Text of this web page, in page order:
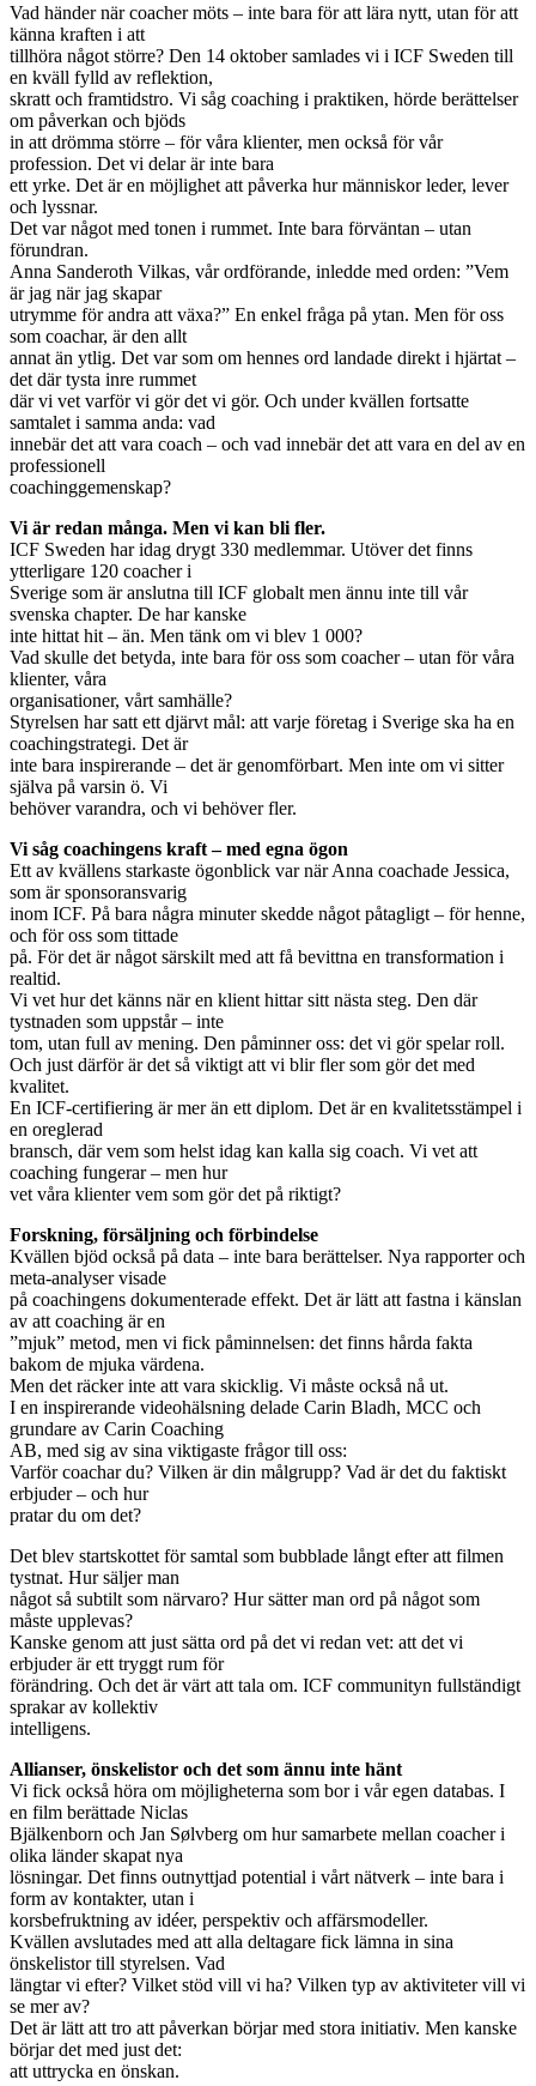
Vad händer när coacher möts – inte bara för att lära nytt, utan för att
känna kraften i att
tillhöra något större? Den 14 oktober samlades vi i ICF Sweden till
en kväll fylld av reflektion,
skratt och framtidstro. Vi såg coaching i praktiken, hörde berättelser
om påverkan och bjöds
in att drömma större – för våra klienter, men också för vår
profession. Det vi delar är inte bara
ett yrke. Det är en möjlighet att påverka hur människor leder, lever
och lyssnar.
Det var något med tonen i rummet. Inte bara förväntan – utan
förundran.
Anna Sanderoth Vilkas, vår ordförande, inledde med orden: ”Vem
är jag när jag skapar
utrymme för andra att växa?” En enkel fråga på ytan. Men för oss
som coachar, är den allt
annat än ytlig. Det var som om hennes ord landade direkt i hjärtat –
det där tysta inre rummet
där vi vet varför vi gör det vi gör. Och under kvällen fortsatte
samtalet i samma anda: vad
innebär det att vara coach – och vad innebär det att vara en del av en
professionell
coachinggemenskap?
Vi är redan många. Men vi kan bli fler.
ICF Sweden har idag drygt 330 medlemmar. Utöver det finns
ytterligare 120 coacher i
Sverige som är anslutna till ICF globalt men ännu inte till vår
svenska chapter. De har kanske
inte hittat hit – än. Men tänk om vi blev 1 000?
Vad skulle det betyda, inte bara för oss som coacher – utan för våra
klienter, våra
organisationer, vårt samhälle?
Styrelsen har satt ett djärvt mål: att varje företag i Sverige ska ha en
coachingstrategi. Det är
inte bara inspirerande – det är genomförbart. Men inte om vi sitter
själva på varsin ö. Vi
behöver varandra, och vi behöver fler.
Vi såg coachingens kraft – med egna ögon
Ett av kvällens starkaste ögonblick var när Anna coachade Jessica,
som är sponsoransvarig
inom ICF. På bara några minuter skedde något påtagligt – för henne,
och för oss som tittade
på. För det är något särskilt med att få bevittna en transformation i
realtid.
Vi vet hur det känns när en klient hittar sitt nästa steg. Den där
tystnaden som uppstår – inte
tom, utan full av mening. Den påminner oss: det vi gör spelar roll.
Och just därför är det så viktigt att vi blir fler som gör det med
kvalitet.
En ICF-certifiering är mer än ett diplom. Det är en kvalitetsstämpel i
en oreglerad
bransch, där vem som helst idag kan kalla sig coach. Vi vet att
coaching fungerar – men hur
vet våra klienter vem som gör det på riktigt?
Forskning, försäljning och förbindelse
Kvällen bjöd också på data – inte bara berättelser. Nya rapporter och
meta-analyser visade
på coachingens dokumenterade effekt. Det är lätt att fastna i känslan
av att coaching är en
”mjuk” metod, men vi fick påminnelsen: det finns hårda fakta
bakom de mjuka värdena.
Men det räcker inte att vara skicklig. Vi måste också nå ut.
I en inspirerande videohälsning delade Carin Bladh, MCC och
grundare av Carin Coaching
AB, med sig av sina viktigaste frågor till oss:
Varför coachar du? Vilken är din målgrupp? Vad är det du faktiskt
erbjuder – och hur
pratar du om det?
Det blev startskottet för samtal som bubblade långt efter att filmen
tystnat. Hur säljer man
något så subtilt som närvaro? Hur sätter man ord på något som
måste upplevas?
Kanske genom att just sätta ord på det vi redan vet: att det vi
erbjuder är ett tryggt rum för
förändring. Och det är värt att tala om. ICF communityn fullständigt
sprakar av kollektiv
intelligens.
Allianser, önskelistor och det som ännu inte hänt
Vi fick också höra om möjligheterna som bor i vår egen databas. I
en film berättade Niclas
Bjälkenborn och Jan Sølvberg om hur samarbete mellan coacher i
olika länder skapat nya
lösningar. Det finns outnyttjad potential i vårt nätverk – inte bara i
form av kontakter, utan i
korsbefruktning av idéer, perspektiv och affärsmodeller.
Kvällen avslutades med att alla deltagare fick lämna in sina
önskelistor till styrelsen. Vad
längtar vi efter? Vilket stöd vill vi ha? Vilken typ av aktiviteter vill vi
se mer av?
Det är lätt att tro att påverkan börjar med stora initiativ. Men kanske
börjar det med just det:
att uttrycka en önskan.